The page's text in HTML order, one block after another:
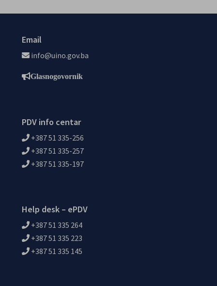
Email
info@uino.gov.ba
Glasnogovornik
PDV info centar
+387 51 335-256
+387 51 335-257
+387 51 335-197
Help desk – ePDV
+387 51 335 264
+387 51 335 223
+387 51 335 145